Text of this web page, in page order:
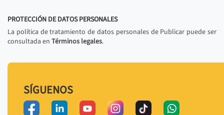
PROTECCIÓN DE DATOS PERSONALES
La política de tratamiento de datos personales de Publicar puede ser
consultada en Términos legales.
SÍGUENOS